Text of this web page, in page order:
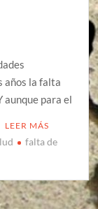
años la falta
aunque para el
LEER MÁS
falta de